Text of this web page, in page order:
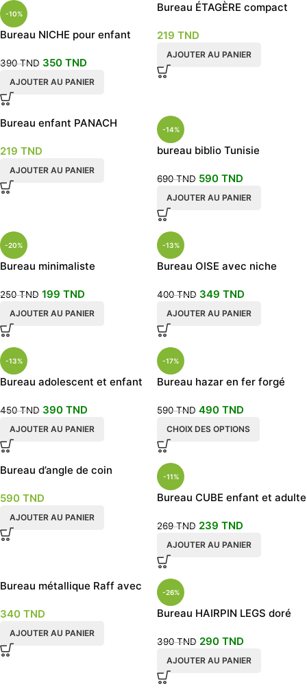
-10%
Bureau NICHE pour enfant
390TND 350 TND
AJOUTER AU PANIER
Bureau ÉTAGÈRE compact
219 TND
AJOUTER AU PANIER
Bureau enfant PANACH
219 TND
AJOUTER AU PANIER
-14%
bureau biblio Tunisie
690TND 590 TND
AJOUTER AU PANIER
-20%
Bureau minimaliste
250TND 199 TND
AJOUTER AU PANIER
-13%
Bureau OISE avec niche
400TND 349 TND
AJOUTER AU PANIER
-13%
Bureau adolescent et enfant
450TND 390 TND
AJOUTER AU PANIER
-17%
Bureau hazar en fer forgé
590TND 490 TND
CHOIX DES OPTIONS
Bureau d’angle de coin
590 TND
AJOUTER AU PANIER
-11%
Bureau CUBE enfant et adulte
269TND 239 TND
AJOUTER AU PANIER
Bureau métallique Raff avec
340 TND
AJOUTER AU PANIER
-26%
Bureau HAIRPIN LEGS doré
390TND 290 TND
AJOUTER AU PANIER